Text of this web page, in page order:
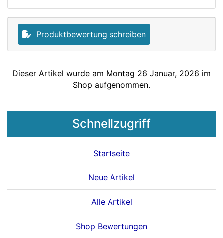
Produktbewertung schreiben
Dieser Artikel wurde am Montag 26 Januar, 2026 im
Shop aufgenommen.
Schnellzugriff
Startseite
Neue Artikel
Alle Artikel
Shop Bewertungen